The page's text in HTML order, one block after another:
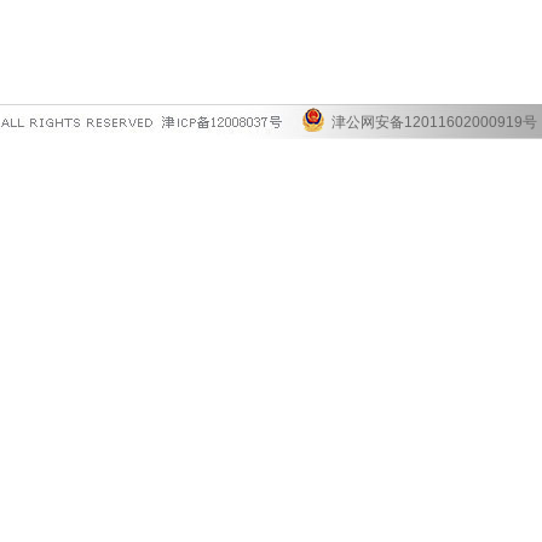
津公网安备12011602000919号